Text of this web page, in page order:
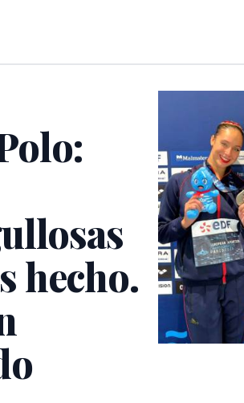
hecho.